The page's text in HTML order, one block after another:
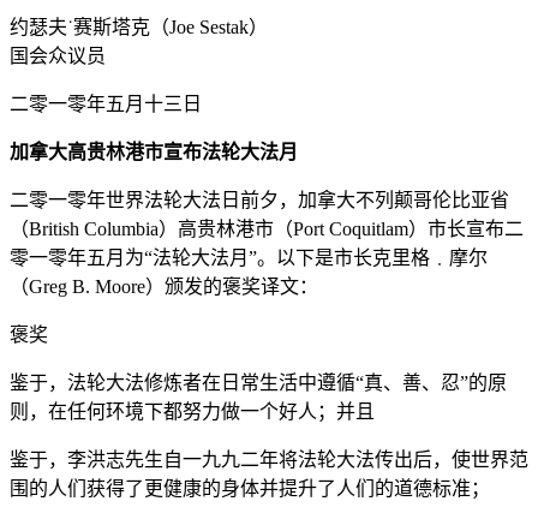
约瑟夫˙赛斯塔克（Joe Sestak）
国会众议员
二零一零年五月十三日
加拿大高贵林港市宣布法轮大法月
二零一零年世界法轮大法日前夕，加拿大不列颠哥伦比亚省
（British Columbia）高贵林港市（Port Coquitlam）市长宣布二
零一零年五月为“法轮大法月”。以下是市长克里格﹒摩尔
（Greg B. Moore）颁发的褒奖译文：
褒奖
鉴于，法轮大法修炼者在日常生活中遵循“真、善、忍”的原
则，在任何环境下都努力做一个好人；并且
鉴于，李洪志先生自一九九二年将法轮大法传出后，使世界范
围的人们获得了更健康的身体并提升了人们的道德标准；